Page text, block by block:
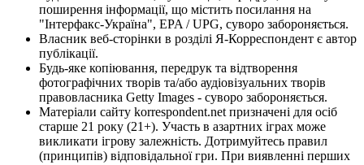
поширення інформації, що містить посилання на
"Інтерфакс-Україна", EPA / UPG, суворо забороняється.
Власник веб-сторінки в розділі Я-Корреспондент є автор
публікації.
Будь-яке копіювання, передрук та відтворення
фотографічних творів та/або аудіовізуальних творів
правовласника Getty Images - суворо забороняється.
Матеріали сайту korrespondent.net призначені для осіб
старше 21 року (21+). Участь в азартних іграх може
викликати ігрову залежність. Дотримуйтесь правил
(принципів) відповідальної гри. При виявленні перших